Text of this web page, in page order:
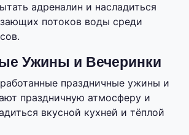
адреналин и насладиться
потоков воды среди
Ужины и Вечеринки
праздничные ужины и
праздничную атмосферу и
вкусной кухней и тёплой